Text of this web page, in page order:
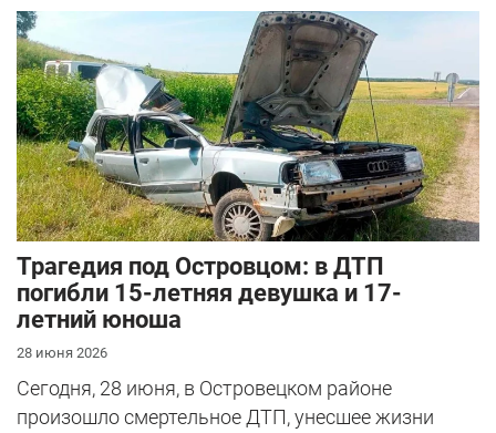
Трагедия под Островцом: в ДТП
погибли 15-летняя девушка и 17-
летний юноша
28 июня 2026
Сегодня, 28 июня, в Островецком районе
произошло смертельное ДТП, унесшее жизни